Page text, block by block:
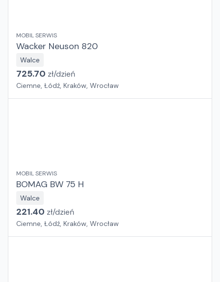
MOBIL SERWIS
Wacker Neuson 820
Walce
725.70 zł/dzień
Ciemne, Łódź, Kraków, Wrocław
MOBIL SERWIS
BOMAG BW 75 H
Walce
221.40 zł/dzień
Ciemne, Łódź, Kraków, Wrocław